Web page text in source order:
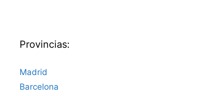
Provincias:
Madrid
Barcelona